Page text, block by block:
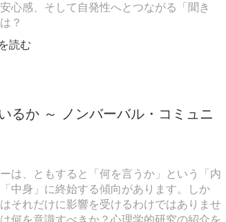
心感、そして自発性へとつながる「聞き
？
読む
るか ～ ノンバーバル・コミュニ
は、ともすると「何を言うか」という「内
中身」に終始する傾向があります。しか
それだけに影響を受けるわけではありませ
何を意識すべきか？心理学的研究の紹介を